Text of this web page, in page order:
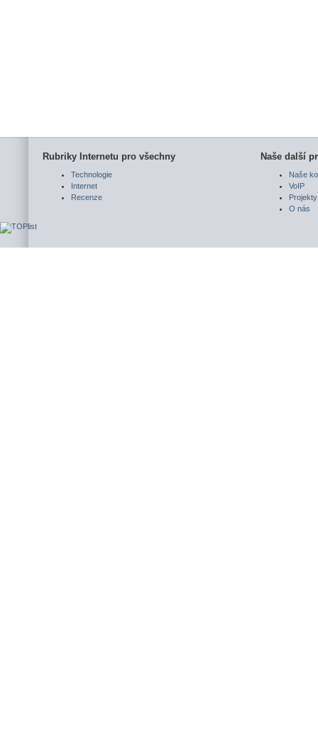
Rubriky Internetu pro všechny
Technologie
Internet
Recenze
Naše další
Naše
VoIP
Projekty
O nás